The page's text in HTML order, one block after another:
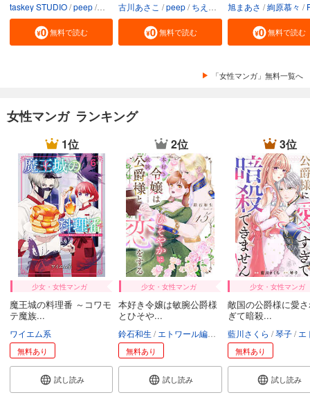
taskey STUDIO peep ホヌッヂ いばらアオ
無料で読む
古川あさこ peep ちえぴ taskey STUDIO
無料で読む
旭まあさ 絢原慕々
無料で読む
「女性マンガ」無料一覧へ
女性マンガ ランキング
1位
少女・女性マンガ
魔王城の料理番 ～コワモ
テ魔族...
ワイエム系
無料あり
試し読み
2位
少女・女性マンガ
本好き令嬢は敏腕公爵様
とひそや...
鈴石和生 エトワール編集部
無料あり
試し読み
3位
少女・女性マンガ
敵国の公爵様に愛
ぎて暗殺...
藍川さくら 琴子 エトワー
無料あり
試し読み